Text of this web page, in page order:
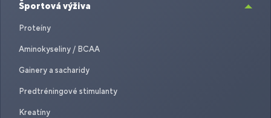
Športová výživa
Proteíny
Aminokyseliny / BCAA
Gainery a sacharidy
Predtréningové stimulanty
Kreatíny